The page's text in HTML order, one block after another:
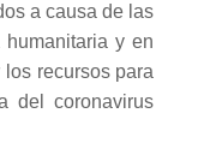
a causa de las
y en
los recursos para
del coronavirus